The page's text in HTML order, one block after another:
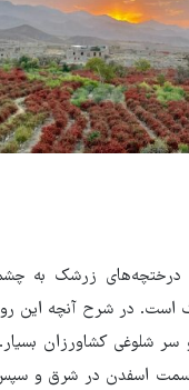
درختچه‌های زرشک به
در شرح آنچه این
شلوغی کشاورزان بسیار.